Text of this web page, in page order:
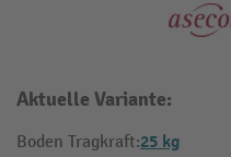
Aktuelle Variante:
Boden Tragkraft:25 kg